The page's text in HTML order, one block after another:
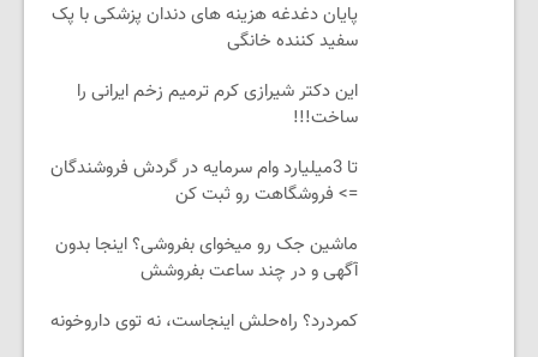
پایان دغدغه هزینه های دندان پزشکی با پک
سفید کننده خانگی
این دکتر شیرازی کرم ترمیم زخم ایرانی را
ساخت!!!
تا 3میلیارد وام سرمایه در گردش فروشندگان
=> فروشگاهت رو ثبت کن
ماشین جک رو میخوای بفروشی؟ اینجا بدون
آگهی و در چند ساعت بفروشش
کمردرد؟ راه‌حلش اینجاست، نه توی داروخونه